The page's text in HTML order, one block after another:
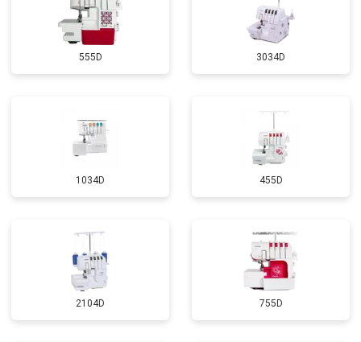
555D 3034D
1034D 455D
2104D 755D